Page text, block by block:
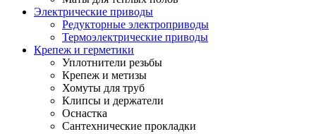
Электрические приводы
Редукторные электроприводы
Термоэлектрические приводы
Крепеж и герметики
Уплотнители резьбы
Крепеж и метизы
Хомуты для труб
Клипсы и держатели
Оснастка
Сантехнические прокладки